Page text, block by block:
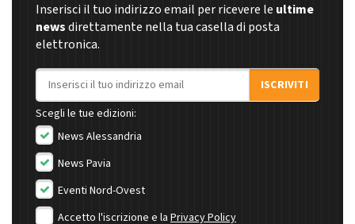
Inserisci il tuo indirizzo email per ricevere le ultime
newsdirettamente nella tua casella di posta
elettronica.
Indirizzo email
ISCRIVITI
Scegli le tue edizioni:
News Alessandria
News Pavia
Eventi Nord-Ovest
Accetto l'iscrizione e la Privacy Policy